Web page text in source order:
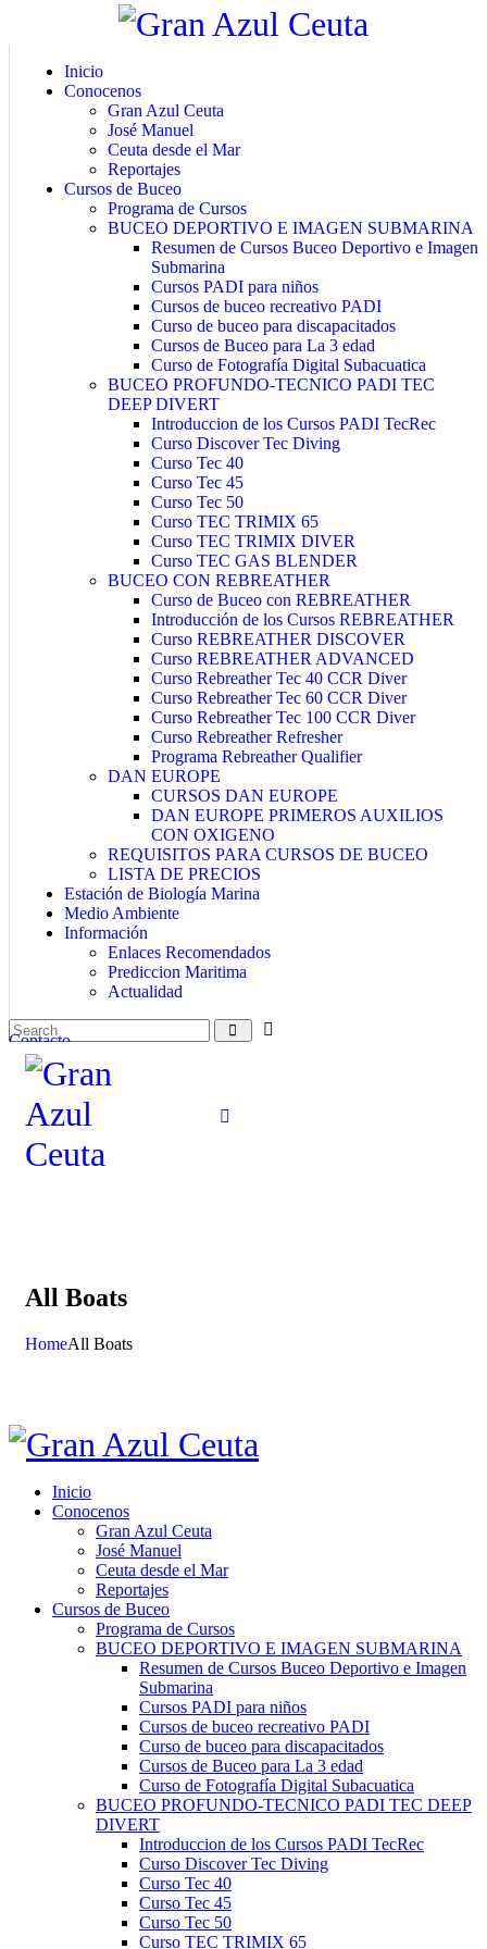
Inicio
Conocenos
Gran Azul Ceuta
José Manuel
Ceuta desde el Mar
Reportajes
Cursos de Buceo
Programa de Cursos
BUCEO DEPORTIVO E IMAGEN SUBMARINA
Resumen de Cursos Buceo Deportivo e Imagen
Submarina
Cursos PADI para niños
Cursos de buceo recreativo PADI
Curso de buceo para discapacitados
Cursos de Buceo para La 3 edad
Curso de Fotografía Digital Subacuatica
BUCEO PROFUNDO-TECNICO PADI TEC
DEEP DIVERT
Introduccion de los Cursos PADI TecRec
Curso Discover Tec Diving
Curso Tec 40
Curso Tec 45
Curso Tec 50
Curso TEC TRIMIX 65
Curso TEC TRIMIX DIVER
Curso TEC GAS BLENDER
BUCEO CON REBREATHER
Curso de Buceo con REBREATHER
Introducción de los Cursos REBREATHER
Curso REBREATHER DISCOVER
Curso REBREATHER ADVANCED
Curso Rebreather Tec 40 CCR Diver
Curso Rebreather Tec 60 CCR Diver
Curso Rebreather Tec 100 CCR Diver
Curso Rebreather Refresher
Programa Rebreather Qualifier
DAN EUROPE
CURSOS DAN EUROPE
DAN EUROPE PRIMEROS AUXILIOS
CON OXIGENO
REQUISITOS PARA CURSOS DE BUCEO
LISTA DE PRECIOS
Estación de Biología Marina
Medio Ambiente
Información
Enlaces Recomendados
Prediccion Maritima
Actualidad
Contacto
All Boats
HomeAll Boats
Inicio
Conocenos
Gran Azul Ceuta
José Manuel
Ceuta desde el Mar
Reportajes
Cursos de Buceo
Programa de Cursos
BUCEO DEPORTIVO E IMAGEN SUBMARINA
Resumen de Cursos Buceo Deportivo e Imagen
Submarina
Cursos PADI para niños
Cursos de buceo recreativo PADI
Curso de buceo para discapacitados
Cursos de Buceo para La 3 edad
Curso de Fotografía Digital Subacuatica
BUCEO PROFUNDO-TECNICO PADI TEC DEEP
DIVERT
Introduccion de los Cursos PADI TecRec
Curso Discover Tec Diving
Curso Tec 40
Curso Tec 45
Curso Tec 50
Curso TEC TRIMIX 65